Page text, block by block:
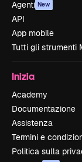
Agenti New
API
App mobile
Tutti gli strumenti
Inizia
Academy
Documentazione
Assistenza
Termini e
Politica sulla